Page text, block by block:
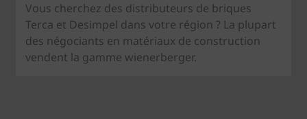
Vous cherchez des distributeurs de briques
Terca et Desimpel dans votre région ? La plupart
des négociants en matériaux de construction
vendent la gamme wienerberger.